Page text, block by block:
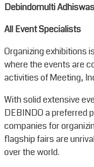
Debindomulti
All Event Specialists
Organizing exhibitions
where the events are
activities of Meeting,
With solid extensive
DEBINDO a preferred
companies for
flagship fairs are
over the world.